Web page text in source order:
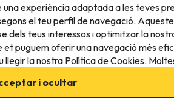
Desembre
Des de
experiència adaptada a les teves
el teu perfil de navegació.
dels teus interessos i optimitzar la
puguem oferir una navegació més
llegir la nostra Política de Cookies.
i ocultar